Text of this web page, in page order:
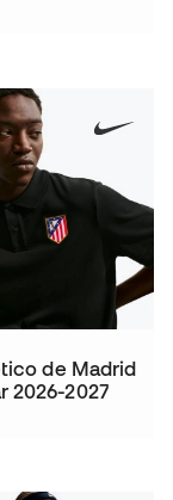
de Madrid
2026-2027